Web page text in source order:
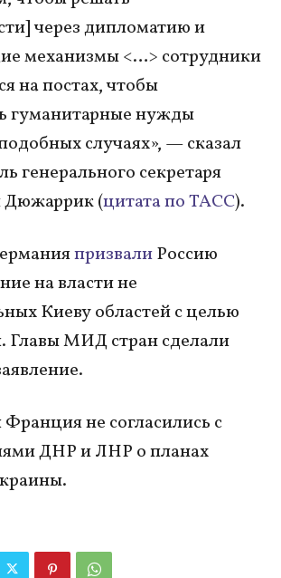
через дипломатию и
механизмы <…> сотрудники
на постах, чтобы
гуманитарные нужды
случаях», — сказал
генерального секретаря
(цитата по ТАСС).
призвалиРоссию
на власти не
Киеву областей с целью
Главы МИД стран сделали
не согласились с
ДНР и ЛНР о планах